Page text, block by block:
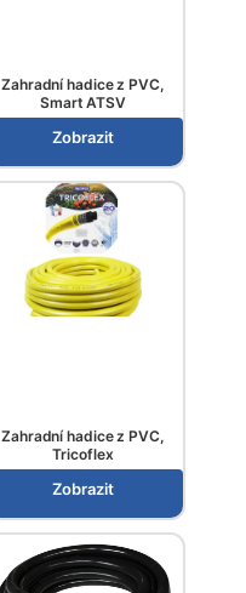
Zahradní hadice z PVC,
Smart ATSV
Zobrazit
Zahradní hadice z PVC,
Tricoflex
Zobrazit